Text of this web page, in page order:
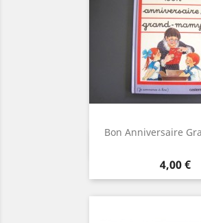
Bon Anniversaire
Prix
4,00 €